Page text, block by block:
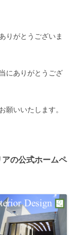
りがとうございま
にありがとうござ
願いいたします。
の公式ホームペ